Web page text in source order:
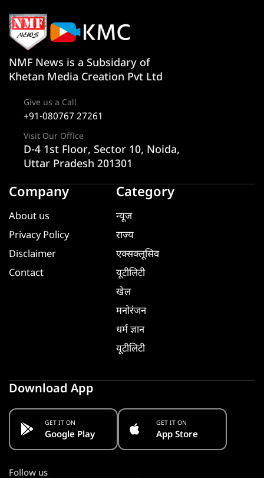
NMF News is a Subsidary of
Khetan Media Creation Pvt Ltd
Give us a Call
+91-080767 27261
Visit Our Office
D-4 1st Floor, Sector 10, Noida,
Uttar Pradesh 201301
Company
About us
Privacy Policy
Disclaimer
Contact
Category
न्यूज
राज्य
एक्सक्लूसिव
यूटीलिटी
खेल
मनोरंजन
धर्म ज्ञान
यूटीलिटी
Download App
GET IT ON
Google Play
GET IT ON
App Store
Follow us